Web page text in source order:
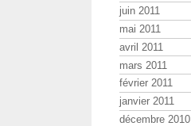
juin 2011
mai 2011
avril 2011
mars 2011
février 2011
janvier 2011
décembre 2010